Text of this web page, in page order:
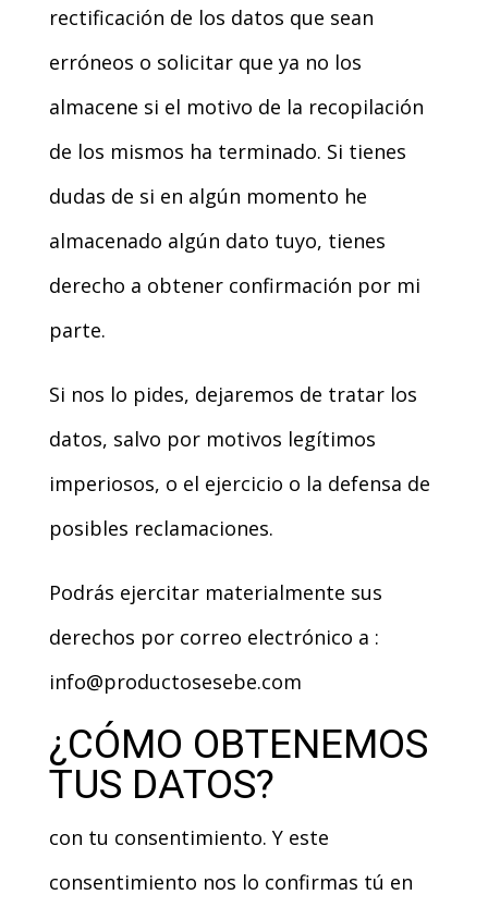
rectificación de los datos que sean
erróneos o solicitar que ya no los
almacene si el motivo de la recopilación
de los mismos ha terminado. Si tienes
dudas de si en algún momento he
almacenado algún dato tuyo, tienes
derecho a obtener confirmación por mi
parte.
Si nos lo pides, dejaremos de tratar los
datos, salvo por motivos legítimos
imperiosos, o el ejercicio o la defensa de
posibles reclamaciones.
Podrás ejercitar materialmente sus
derechos por correo electrónico a :
info@productosesebe.com
¿CÓMO OBTENEMOS
TUS DATOS?
con tu consentimiento. Y este
consentimiento nos lo confirmas tú en